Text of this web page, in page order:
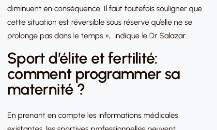
diminuent en conséquence. Il faut toutefois souligner que
cette situation est réversible sous réserve qu’elle ne se
prolonge pas dans le temps », indique le Dr Salazar.
Sport d’élite et fertilité:
comment programmer sa
maternité ?
En prenant en compte les informations médicales